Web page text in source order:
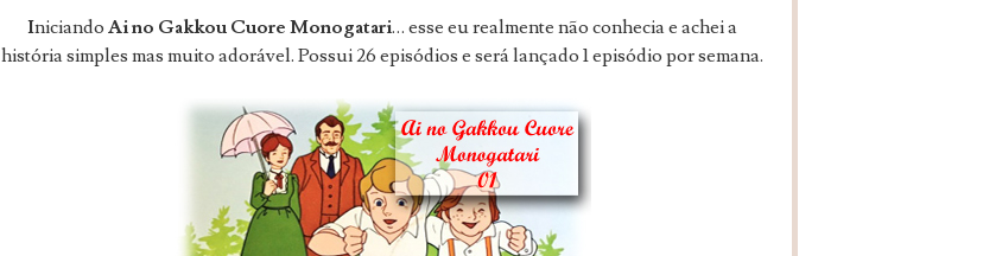
Iniciando Ai no Gakkou Cuore Monogatari… esse eu realmente não conhecia e achei a
história simples mas muito adorável. Possui 26 episódios e será lançado 1 episódio por semana.